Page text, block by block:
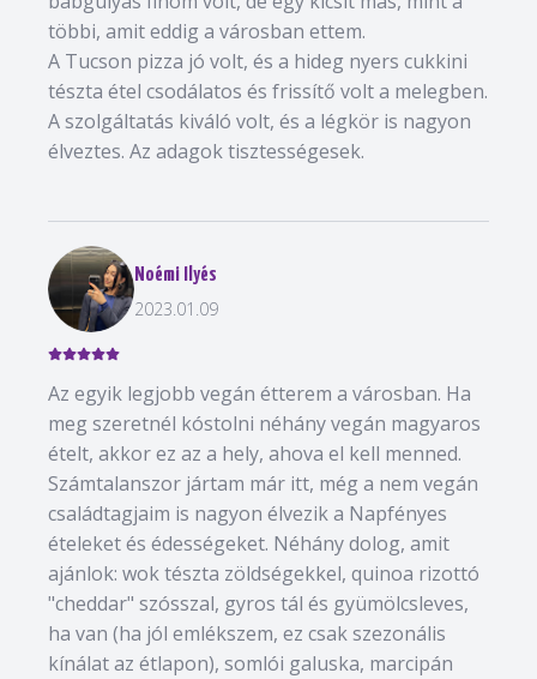
többi, amit eddig a városban ettem.
A Tucson pizza jó volt, és a hideg nyers cukkini
tészta étel csodálatos és frissítő volt a melegben.
A szolgáltatás kiváló volt, és a légkör is nagyon
élveztes. Az adagok tisztességesek.
Noémi Ilyés
2023.01.09
Az egyik legjobb vegán étterem a városban. Ha
meg szeretnél kóstolni néhány vegán magyaros
ételt, akkor ez az a hely, ahova el kell menned.
Számtalanszor jártam már itt, még a nem vegán
családtagjaim is nagyon élvezik a Napfényes
ételeket és édességeket. Néhány dolog, amit
ajánlok: wok tészta zöldségekkel, quinoa rizottó
"cheddar" szósszal, gyros tál és gyümölcsleves,
ha van (ha jól emlékszem, ez csak szezonális
kínálat az étlapon), somlói galuska, marcipán